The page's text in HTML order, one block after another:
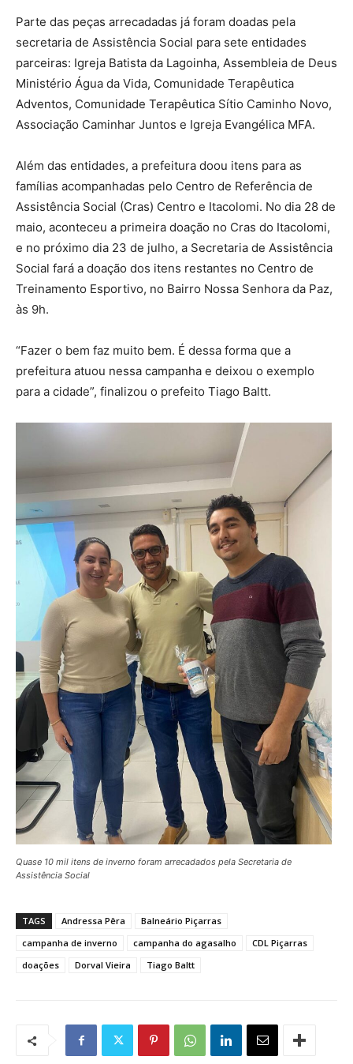
Parte das peças arrecadadas já foram doadas pela
secretaria de Assistência Social para sete entidades
parceiras: Igreja Batista da Lagoinha, Assembleia de Deus
Ministério Água da Vida, Comunidade Terapêutica
Adventos, Comunidade Terapêutica Sítio Caminho Novo,
Associação Caminhar Juntos e Igreja Evangélica MFA.
Além das entidades, a prefeitura doou itens para as
famílias acompanhadas pelo Centro de Referência de
Assistência Social (Cras) Centro e Itacolomi. No dia 28 de
maio, aconteceu a primeira doação no Cras do Itacolomi,
e no próximo dia 23 de julho, a Secretaria de Assistência
Social fará a doação dos itens restantes no Centro de
Treinamento Esportivo, no Bairro Nossa Senhora da Paz,
às 9h.
“Fazer o bem faz muito bem. É dessa forma que a
prefeitura atuou nessa campanha e deixou o exemplo
para a cidade”, finalizou o prefeito Tiago Baltt.
Quase 10 mil itens de inverno foram arrecadados pela Secretaria de
Assistência Social
TAGS Andressa Pêra
Balneário Piçarras
campanha de inverno
campanha do agasalho
CDL Piçarras
doações
Dorval Vieira Tiago Baltt